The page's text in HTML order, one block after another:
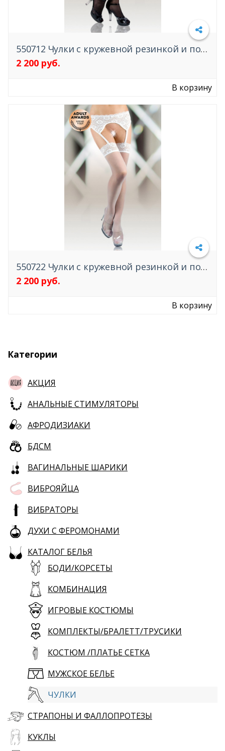
550712 Чулки с кружевной резинкой и пояс SoftLine Collection
2 200 руб.
В корзину
550722 Чулки с кружевной резинкой и пояс SoftLine Collection
2 200 руб.
В корзину
Категории
АКЦИЯ
АНАЛЬНЫЕ СТИМУЛЯТОРЫ
АФРОДИЗИАКИ
БДСМ
ВАГИНАЛЬНЫЕ ШАРИКИ
ВИБРОЯЙЦА
ВИБРАТОРЫ
ДУХИ С ФЕРОМОНАМИ
КАТАЛОГ БЕЛЬЯ
БОДИ/КОРСЕТЫ
КОМБИНАЦИЯ
ИГРОВЫЕ КОСТЮМЫ
КОМПЛЕКТЫ/БРАЛЕТТ/ТРУСИКИ
КОСТЮМ /ПЛАТЬЕ СЕТКА
МУЖСКОЕ БЕЛЬЕ
ЧУЛКИ
СТРАПОНЫ И ФАЛЛОПРОТЕЗЫ
КУКЛЫ